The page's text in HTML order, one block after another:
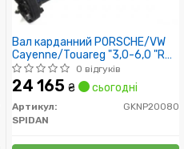
Вал карданний PORSCHE/VW
Cayenne/Touareg "3,0-6,0 "R
"02-10
0 відгуків
24 165 ₴ сьогодні
Артикул:
GKNP20080
SPIDAN